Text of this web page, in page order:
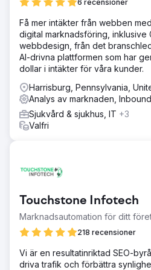
6 recensioner
Få mer intäkter från webben
digital marknadsföring, inklusive
webbdesign, från det
AI-drivna plattformen som har
dollar i intäkter för våra kunder.
Harrisburg, Pennsylvania,
Analys av marknaden,
Sjukvård & sjukhus, IT +3
Valfri
Touchstone Infotech
Marknadsautomation för ditt
218 recensioner
Vi är en resultatinriktad SEO-
driva trafik och förbättra